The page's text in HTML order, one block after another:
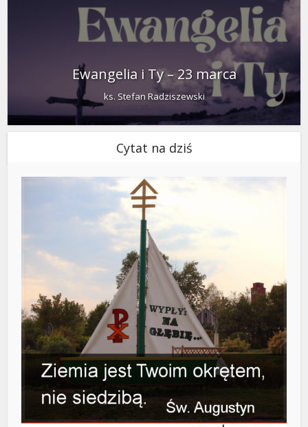
Ewangelia i Ty – 23 marca
ks. Stefan Radziszewski
Cytat na dziś